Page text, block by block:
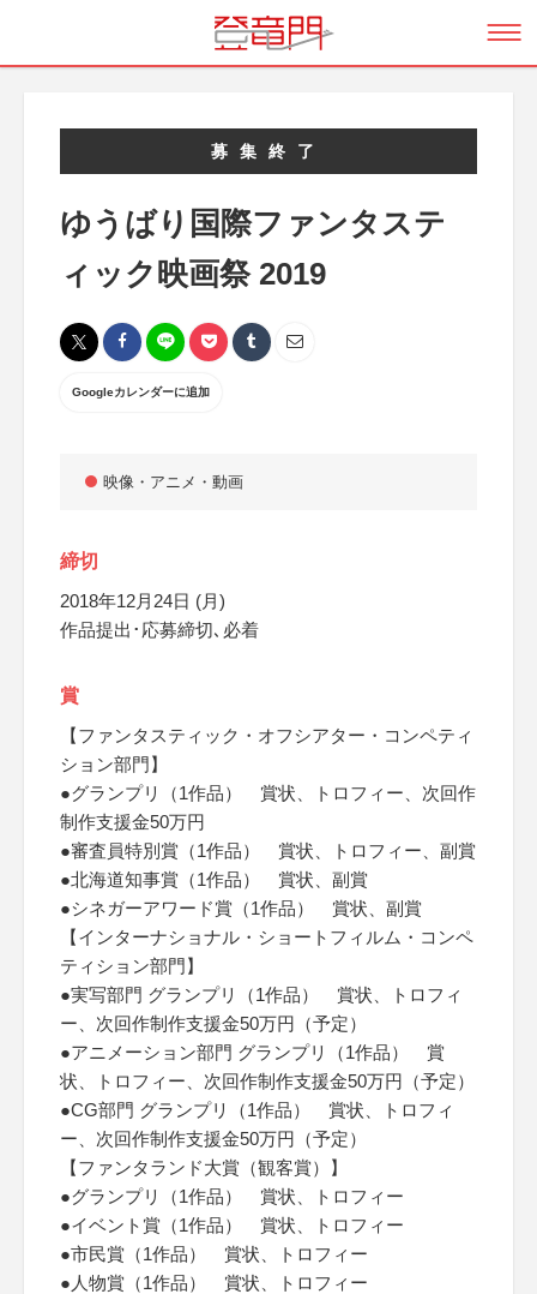
募集終了
ゆうばり国際ファンタステ
ィック映画祭 2019
Googleカレンダーに追加
映像・アニメ・動画
締切
2018年12月24日 (月)
作品提出･応募締切､必着
賞
【ファンタスティック・オフシアター・コンペティ
ション部門】
●グランプリ（1作品） 賞状、トロフィー、次回作
制作支援金50万円
●審査員特別賞（1作品） 賞状、トロフィー、副賞
●北海道知事賞（1作品） 賞状、副賞
●シネガーアワード賞（1作品） 賞状、副賞
【インターナショナル・ショートフィルム・コンペ
ティション部門】
●実写部門 グランプリ（1作品） 賞状、トロフィ
ー、次回作制作支援金50万円（予定）
●アニメーション部門 グランプリ（1作品） 賞
状、トロフィー、次回作制作支援金50万円（予定）
●CG部門 グランプリ（1作品） 賞状、トロフィ
ー、次回作制作支援金50万円（予定）
【ファンタランド大賞（観客賞）】
●グランプリ（1作品） 賞状、トロフィー
●イベント賞（1作品） 賞状、トロフィー
●市民賞（1作品） 賞状、トロフィー
●人物賞（1作品） 賞状、トロフィー